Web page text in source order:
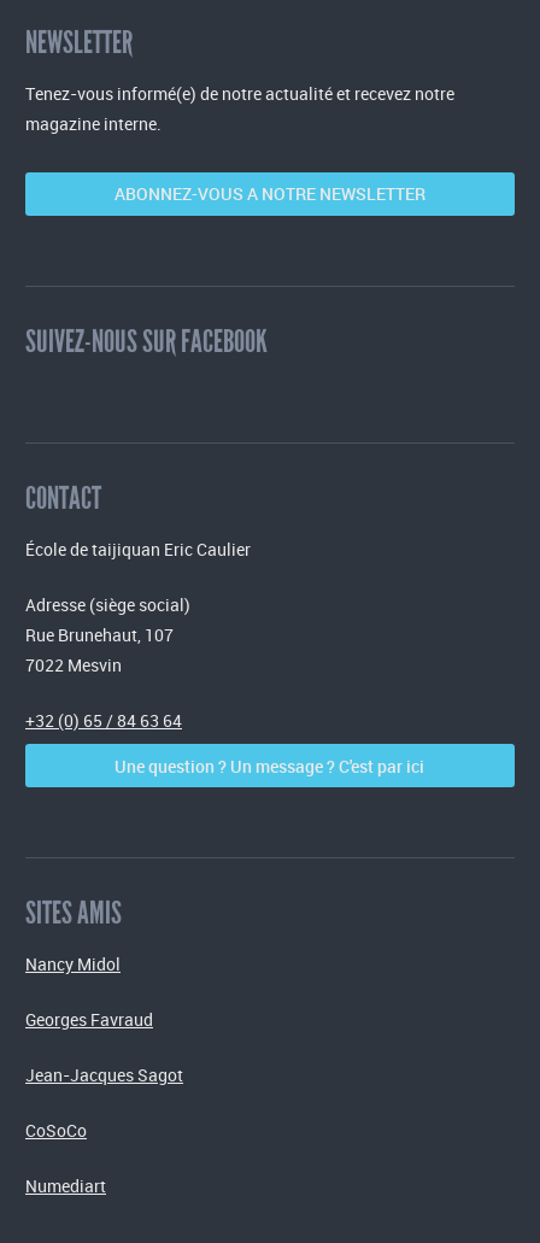
NEWSLETTER
Tenez-vous informé(e) de notre actualité et recevez notre
magazine interne.
ABONNEZ-VOUS A NOTRE NEWSLETTER
SUIVEZ-NOUS SUR FACEBOOK
CONTACT
École de taijiquan Eric Caulier
Adresse (siège social)
Rue Brunehaut, 107
7022 Mesvin
+32 (0) 65 / 84 63 64
Une question ? Un message ? C'est par ici
SITES AMIS
Nancy Midol
Georges Favraud
Jean-Jacques Sagot
CoSoCo
Numediart